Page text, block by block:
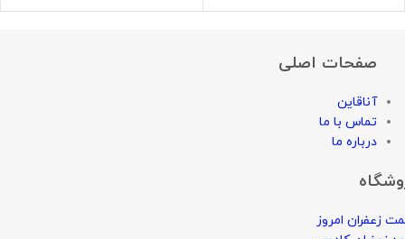
صفحات اصلی
آناقاین
تماس با ما
درباره ما
زعفران امروز